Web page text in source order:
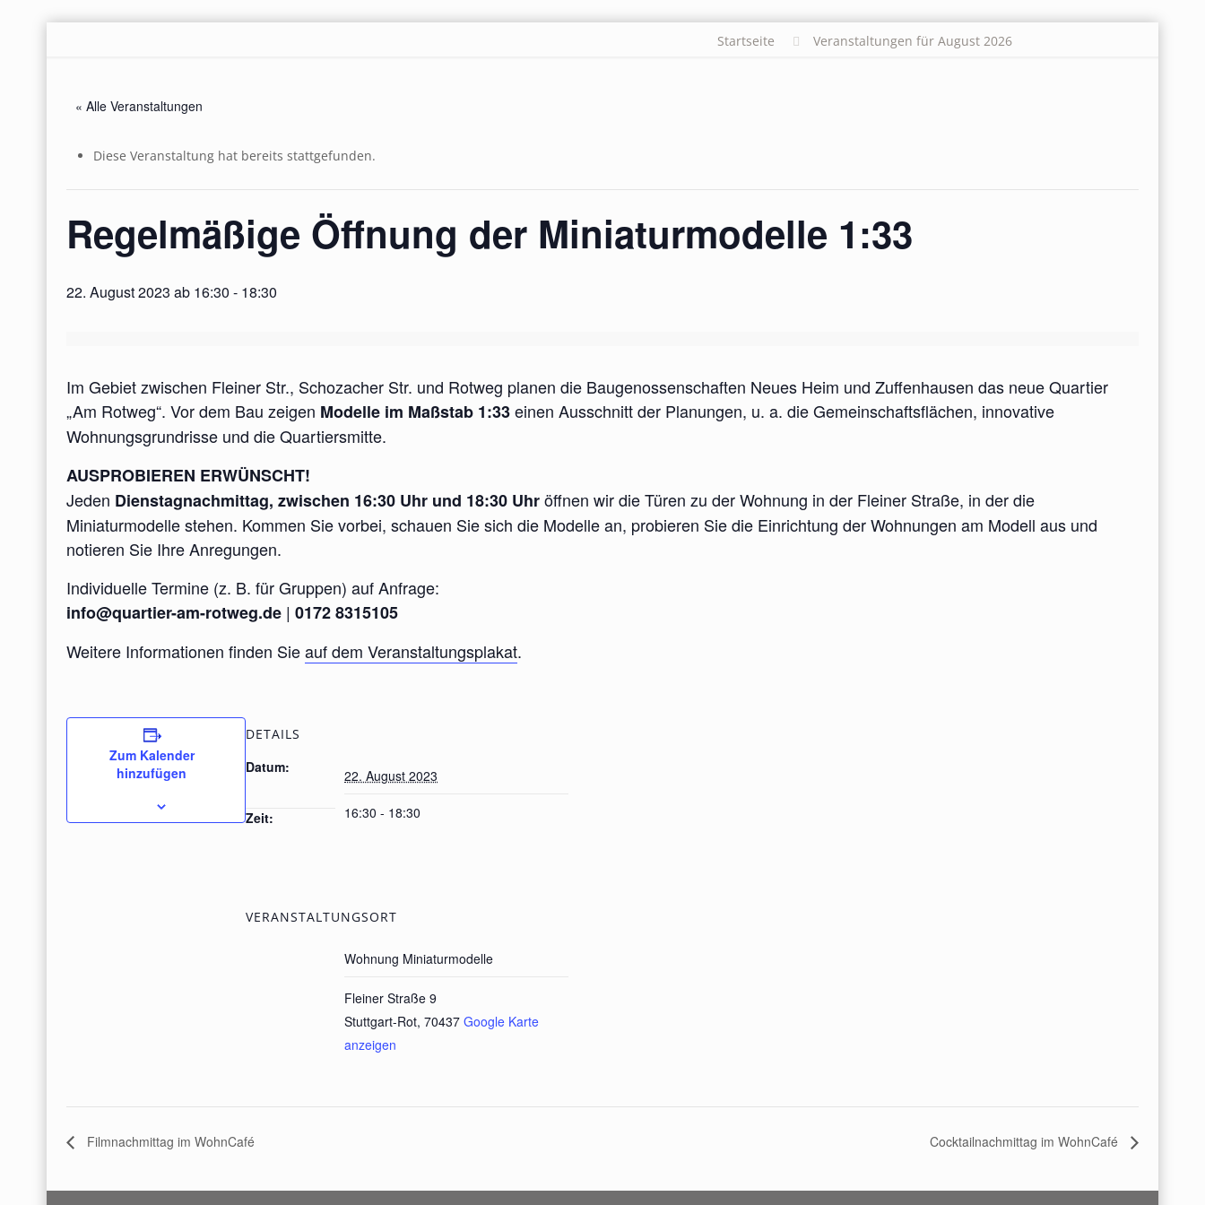
Startseite Veranstaltungen für August 2026
« Alle Veranstaltungen
Diese Veranstaltung hat bereits stattgefunden.
Regelmäßige Öffnung der Miniaturmodelle 1:33
22. August 2023 ab 16:30 - 18:30
Im Gebiet zwischen Fleiner Str., Schozacher Str. und Rotweg planen die Baugenossenschaften Neues Heim und Zuffenhausen das neue Quartier
„Am Rotweg“. Vor dem Bau zeigen Modelle im Maßstab 1:33einen Ausschnitt der Planungen, u. a. die Gemeinschaftsflächen, innovative
Wohnungsgrundrisse und die Quartiersmitte.
AUSPROBIEREN ERWÜNSCHT!
Jeden Dienstagnachmittag, zwischen 16:30 Uhr und 18:30 Uhröffnen wir die Türen zu der Wohnung in der Fleiner Straße, in der die
Miniaturmodelle stehen. Kommen Sie vorbei, schauen Sie sich die Modelle an, probieren Sie die Einrichtung der Wohnungen am Modell aus und
notieren Sie Ihre Anregungen.
Individuelle Termine (z. B. für Gruppen) auf Anfrage:
info@quartier-am-rotweg.de |0172 8315105
Weitere Informationen finden Sieauf dem Veranstaltungsplakat.
Zum Kalender
hinzufügen
DETAILS
Datum: 22. August 2023
Zeit: 16:30 - 18:30
VERANSTALTUNGSORT
Wohnung Miniaturmodelle
Fleiner Straße 9
Stuttgart-Rot, 70437 Google Karte
anzeigen
Filmnachmittag im WohnCafé Cocktailnachmittag im WohnCafé